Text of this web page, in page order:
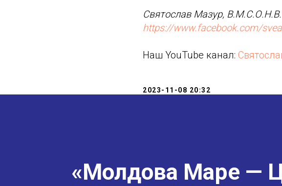
Святослав Мазур,
https://www.facebook.com/
Наш YouTube канал:
2023-11-08 20:32
«Молдова Маре —